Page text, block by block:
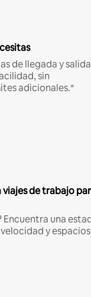
de llegada y
sin
adicionales.*
viajes de trabajo
Encuentra una
y